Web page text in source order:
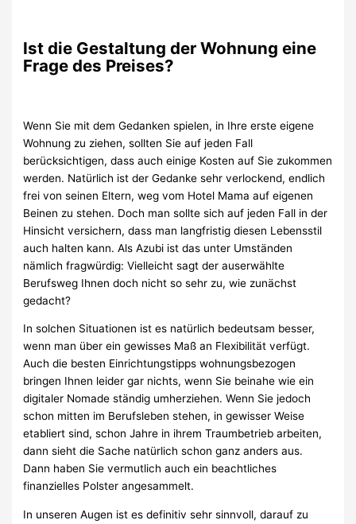
Ist die Gestaltung der Wohnung eine
Frage des Preises?
Wenn Sie mit dem Gedanken spielen, in Ihre erste eigene
Wohnung zu ziehen, sollten Sie auf jeden Fall
berücksichtigen, dass auch einige Kosten auf Sie zukommen
werden. Natürlich ist der Gedanke sehr verlockend, endlich
frei von seinen Eltern, weg vom Hotel Mama auf eigenen
Beinen zu stehen. Doch man sollte sich auf jeden Fall in der
Hinsicht versichern, dass man langfristig diesen Lebensstil
auch halten kann. Als Azubi ist das unter Umständen
nämlich fragwürdig: Vielleicht sagt der auserwählte
Berufsweg Ihnen doch nicht so sehr zu, wie zunächst
gedacht?
In solchen Situationen ist es natürlich bedeutsam besser,
wenn man über ein gewisses Maß an Flexibilität verfügt.
Auch die besten Einrichtungstipps wohnungsbezogen
bringen Ihnen leider gar nichts, wenn Sie beinahe wie ein
digitaler Nomade ständig umherziehen. Wenn Sie jedoch
schon mitten im Berufsleben stehen, in gewisser Weise
etabliert sind, schon Jahre in ihrem Traumbetrieb arbeiten,
dann sieht die Sache natürlich schon ganz anders aus.
Dann haben Sie vermutlich auch ein beachtliches
finanzielles Polster angesammelt.
In unseren Augen ist es definitiv sehr sinnvoll, darauf zu